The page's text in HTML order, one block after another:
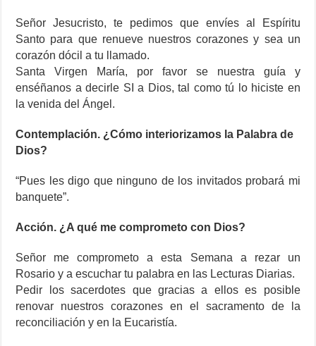
Señor Jesucristo, te pedimos que envíes al Espíritu
Santo para que renueve nuestros corazones y sea un
corazón dócil a tu llamado.
Santa Virgen María, por favor se nuestra guía y
enséñanos a decirle SI a Dios, tal como tú lo hiciste en
la venida del Ángel.
Contemplación. ¿Cómo interiorizamos la Palabra de
Dios?
“Pues les digo que ninguno de los invitados probará mi
banquete”.
Acción. ¿A qué me comprometo con Dios?
Señor me comprometo a esta Semana a rezar un
Rosario y a escuchar tu palabra en las Lecturas Diarias.
Pedir los sacerdotes que gracias a ellos es posible
renovar nuestros corazones en el sacramento de la
reconciliación y en la Eucaristía.